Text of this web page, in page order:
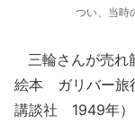
つい、当時
三輪さんが売れ
絵本 ガリバー旅
講談社 1949年）